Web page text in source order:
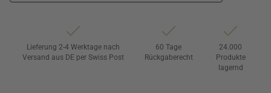
Lieferung 2-4 Werktage nach
Versand aus DE per Swiss Post
60 Tage
Rückgaberecht
24.000
Produkte
lagernd